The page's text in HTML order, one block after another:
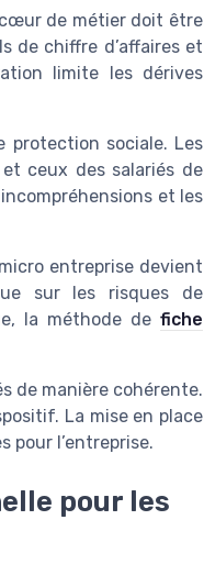
de métier doit être
de chiffre d’affaires et
limite les dérives
protection sociale. Les
ceux des salariés de
et les
entreprise devient
sur les risques de
la méthode de fiche
de manière cohérente.
La mise en place
pour l’entreprise.
pour les